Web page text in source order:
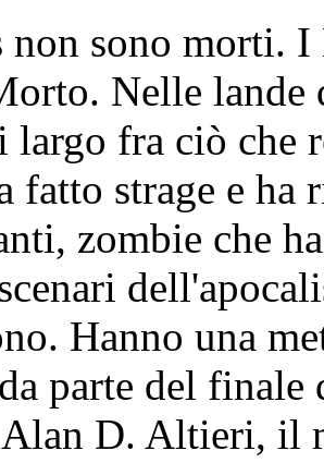
non sono morti.
Nelle lande
largo fra ciò che
fatto strage e ha
zombie che
Hanno una
parte del
D. Altieri, il